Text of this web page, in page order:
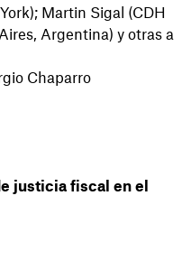
Martin Sigal (CDH
Argentina) y otras a
Chaparro
justicia fiscal en el